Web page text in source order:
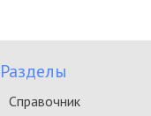
Разделы
Справочник